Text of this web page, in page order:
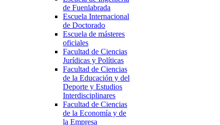
de Fuenlabrada
Escuela Internacional
de Doctorado
Escuela de másteres
oficiales
Facultad de Ciencias
Jurídicas y Políticas
Facultad de Ciencias
de la Educación y del
Deporte y Estudios
Interdisciplinares
Facultad de Ciencias
de la Economía y de
la Empresa